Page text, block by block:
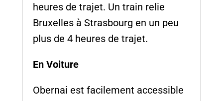
heures de trajet. Un train relie
Bruxelles à Strasbourg en un peu
plus de 4 heures de trajet.
En Voiture
Obernai est facilement accessible